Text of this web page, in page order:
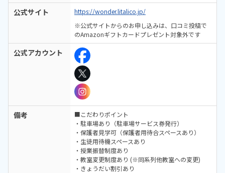
公式サイト
https://wonder.litalico.jp/
※公式サイトからのお申し込みは、口コミ投稿で
のAmazonギフトカードプレゼント対象外です
公式アカウント
備考
■こだわりポイント
・駐車場あり（駐車場サービス券発行）
・保護者見学可（保護者用待合スペースあり）
・生徒用待機スペースあり
・授業振替制度あり
・教室変更制度あり (※同系列他教室への変更)
・きょうだい割引あり